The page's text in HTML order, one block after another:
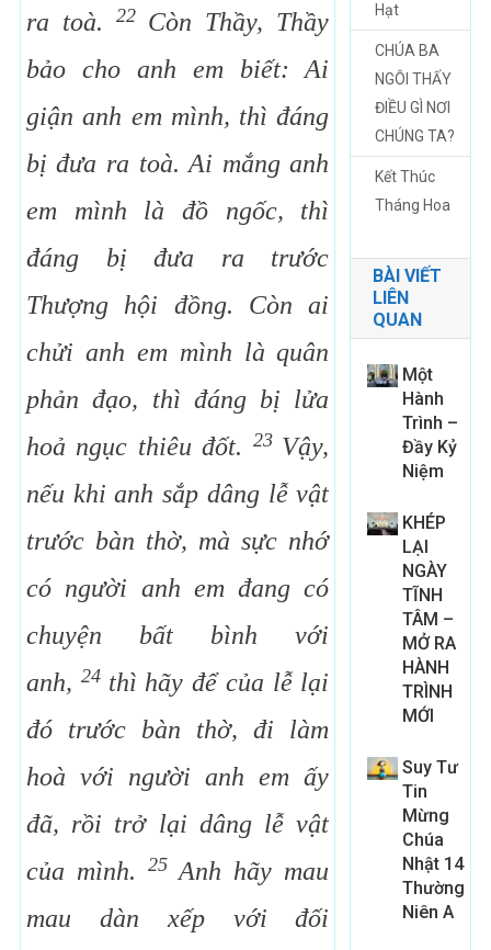
ra toà.22 Còn Thầy, Thầy
bảo cho anh em biết: Ai
giận anh em mình, thì đáng
bị đưa ra toà. Ai mắng anh
em mình là đồ ngốc, thì
đáng bị đưa ra trước
Thượng hội đồng. Còn ai
chửi anh em mình là quân
phản đạo, thì đáng bị lửa
hoả ngục thiêu đốt. 23 Vậy,
nếu khi anh sắp dâng lễ vật
trước bàn thờ, mà sực nhớ
có người anh em đang có
chuyện bất bình với
anh, 24 thì hãy để của lễ lại
đó trước bàn thờ, đi làm
hoà với người anh em ấy
đã, rồi trở lại dâng lễ vật
của mình.25 Anh hãy mau
mau dàn xếp với đối
Hạt
CHÚA BA
NGÔI THẤY
ĐIỀU GÌ NƠI
CHÚNG TA?
Kết Thúc
Tháng Hoa
BÀI VIẾT
LIÊN
QUAN
Một
Hành
Trình –
Đầy Kỷ
Niệm
KHÉP
LẠI
NGÀY
TĨNH
TÂM –
MỞ RA
HÀNH
TRÌNH
MỚI
Suy Tư
Tin
Mừng
Chúa
Nhật 14
Thường
Niên A